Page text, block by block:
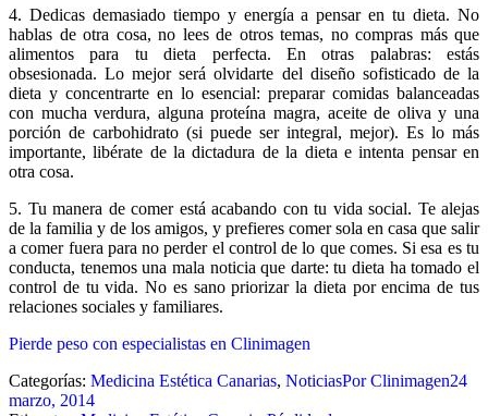
4. Dedicas demasiado tiempo y energía a pensar en tu dieta. No
hablas de otra cosa, no lees de otros temas, no compras más que
alimentos para tu dieta perfecta. En otras palabras: estás
obsesionada. Lo mejor será olvidarte del diseño sofisticado de la
dieta y concentrarte en lo esencial: preparar comidas balanceadas
con mucha verdura, alguna proteína magra, aceite de oliva y una
porción de carbohidrato (si puede ser integral, mejor). Es lo más
importante, libérate de la dictadura de la dieta e intenta pensar en
otra cosa.
5. Tu manera de comer está acabando con tu vida social. Te alejas
de la familia y de los amigos, y prefieres comer sola en casa que salir
a comer fuera para no perder el control de lo que comes. Si esa es tu
conducta, tenemos una mala noticia que darte: tu dieta ha tomado el
control de tu vida. No es sano priorizar la dieta por encima de tus
relaciones sociales y familiares.
Pierde peso con especialistas en Clinimagen
Categorías: Medicina Estética Canarias, NoticiasPorClinimagen24
marzo, 2014